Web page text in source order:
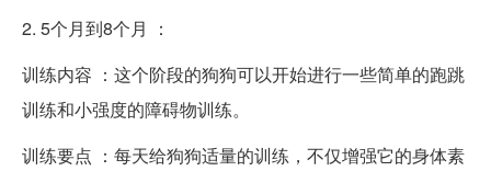
2. 5个月到8个月 ：
训练内容 ：这个阶段的狗狗可以开始进行一些简单的跑跳
训练和小强度的障碍物训练。
训练要点 ：每天给狗狗适量的训练，不仅增强它的身体素